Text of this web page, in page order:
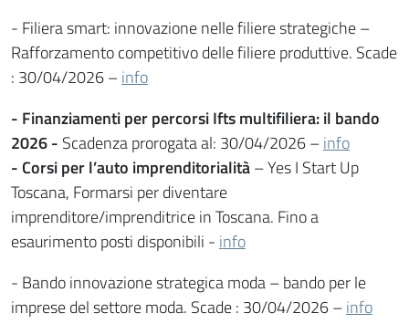
- Filiera smart: innovazione nelle filiere strategiche –
Rafforzamento competitivo delle filiere produttive. Scade
: 30/04/2026 –info
- Finanziamenti per percorsi Ifts multifiliera: il bando
2026 - Scadenza prorogata al: 30/04/2026 –info
- Corsi per l’auto imprenditorialità– Yes I Start Up
Toscana, Formarsi per diventare
imprenditore/imprenditrice in Toscana. Fino a
esaurimento posti disponibili - info
- Bando innovazione strategica moda – bando per le
imprese del settore moda. Scade : 30/04/2026 –info